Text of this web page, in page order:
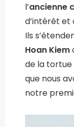
l’ancienne
d’intérêt et
Ils
Hoan Kiem
de la tortue
que nous
notre